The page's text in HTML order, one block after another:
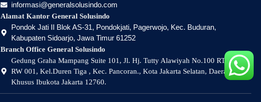
informasi@generalsolusindo.com
Alamat Kantor General Solusindo
Pondok Jati II Blok AS-31, Pondokjati, Pagerwojo, Kec. Buduran,
Kabupaten Sidoarjo, Jawa Timur 61252
Branch Office General Solusindo
Gedung Graha Mampang Suite 101, Jl. Hj. Tutty Alawiyah No.100 RT 002 /
RW 001, Kel.Duren Tiga , Kec. Pancoran., Kota Jakarta Selatan, Daerah
Khusus Ibukota Jakarta 12760.